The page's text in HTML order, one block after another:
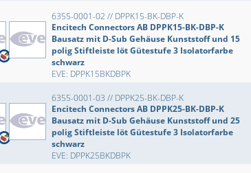
6355-0001-02 // DPPK15-BK-DBP-K
Encitech Connectors AB DPPK15-BK-DBP-K
Bausatz mit D-Sub Gehäuse Kunststoff und 15
polig Stiftleiste löt Gütestufe 3 Isolatorfarbe
schwarz
EVE: DPPK15BKDBPK
6355-0001-03 // DPPK25-BK-DBP-K
Encitech Connectors AB DPPK25-BK-DBP-K
Bausatz mit D-Sub Gehäuse Kunststoff und 25
polig Stiftleiste löt Gütestufe 3 Isolatorfarbe
schwarz
EVE: DPPK25BKDBPK